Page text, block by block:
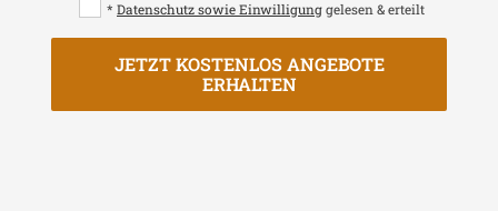
* Datenschutz sowie Einwilligung gelesen & erteilt
JETZT KOSTENLOS ANGEBOTE
ERHALTEN